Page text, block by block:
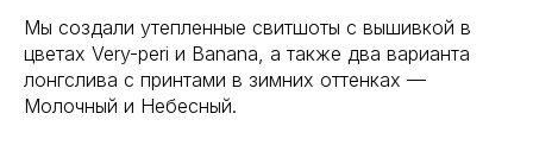
Мы создали утепленные свитшоты с вышивкой в
цветах Very-peri и Banana, а также два варианта
лонгслива с принтами в зимних оттенках —
Молочный и Небесный.